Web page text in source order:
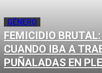
GÉNERO
FEMICIDIO
CUANDO IBA A
PUÑALADAS EN